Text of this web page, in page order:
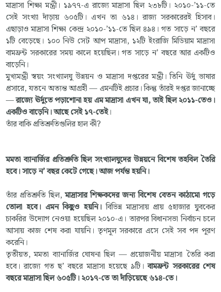
মাদ্রাসা শিক্ষা মন্ত্রী। ১৯৭৭-এ রাজ্যে মাদ্রাসা ছিল ২৩৮টি। ২০১০-’১১-তে
সেই সংখ্যা দাঁড়ায় ৬০৫টি। এখন তা ৬১৪। রাজ্য সরকারেরই হিসাব।
এছাড়াও মাদ্রাসা শিক্ষা কেন্দ্র ২০১০-’১১-তে ছিল ৪৯৪। গত সাড়ে ন’ বছরে
১টি বেড়েছে। ১০০ নিউ সেট আপ মাদ্রাসা, ১২টি ইংরাজি মিডিয়াম মাদ্রাসা
বামফ্রন্ট সরকারের সময় কালে হয়েছিল। গত সাড়ে ন’ বছরে আর একটিও
বাড়েনি।
মুখ্যমন্ত্রী স্বয়ং সংখ্যালঘু উন্নয়ন ও মাদ্রাসা দপ্তরের মন্ত্রী। তিনি ঊর্দু ভাষার
প্রসারে, যতনে অত্যন্ত আগ্রহী — এমনটিই প্রচার। কিন্তু তাঁরই দপ্তর জানাচ্ছে
—রাজ্যে ঊর্দুতে পড়াশোনা হয় এম মাদ্রাসা এখন যা, তাই ছিল ২০১১-তেও।
একটিও বাড়েনি। আছে সেই ১৭-তেই।
তাঁর বাকি প্রতিশ্রুতিগুলির হাল কী?
মমতা ব্যানার্জির প্রতিশ্রুতি ছিল সংখ্যালঘুদের উন্নয়নে বিশেষ তহবিল তৈরি
হবে। সাড়ে ন’ বছর কেটে গেছে। আজ পর্যন্ত হয়নি।
তাঁর প্রতিশ্রুতি ছিল,মাদ্রাসার শিক্ষকদের জন্য বিশেষ বেতন কাঠামো গড়ে
তোলা হবে। এমন কিছুও হয়নি।বিভিন্ন মাদ্রাসায় প্রায় ৫হাজার যুবকের
চাকরির উদ্যোগ নেওয়া হয়েছিল ২০১০-এ। তারপর বিধানসভা নির্বাচন চলে
আসায় কাজ শেষ করা যায়নি। তৃণমূল সরকারে এসে সেই সব পদ পূরণ
করেনি।
তৃতীয়ত, মমতা ব্যানার্জির ঘোষনা ছিল — প্রয়োজনীয় মাদ্রাসা তৈরি করা
হবে। রাজ্যে গত ছ’ বছরে মাদ্রাসা হয়েছে ৯টি।বামফ্রন্ট সরকারের শেষ
বছরে মাদ্রাসা ছিল ৬০৫টি। ২০১৭-তে তা দাঁড়িয়েছে ৬১৪-তে।